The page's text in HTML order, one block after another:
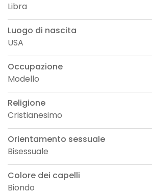
Libra
Luogo di nascita
USA
Occupazione
Modello
Religione
Cristianesimo
Orientamento sessuale
Bisessuale
Colore dei capelli
Biondo